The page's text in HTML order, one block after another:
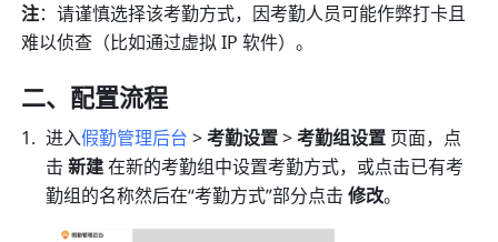
注：请谨慎选择该考勤方式，因考勤人员可能作弊打卡且
难以侦查（比如通过虚拟 IP 软件）。
二、配置流程
进入假勤管理后台 > 考勤设置 > 考勤组设置 页面，点
击 新建 在新的考勤组中设置考勤方式，或点击已有考
勤组的名称然后在“考勤方式”部分点击 修改。